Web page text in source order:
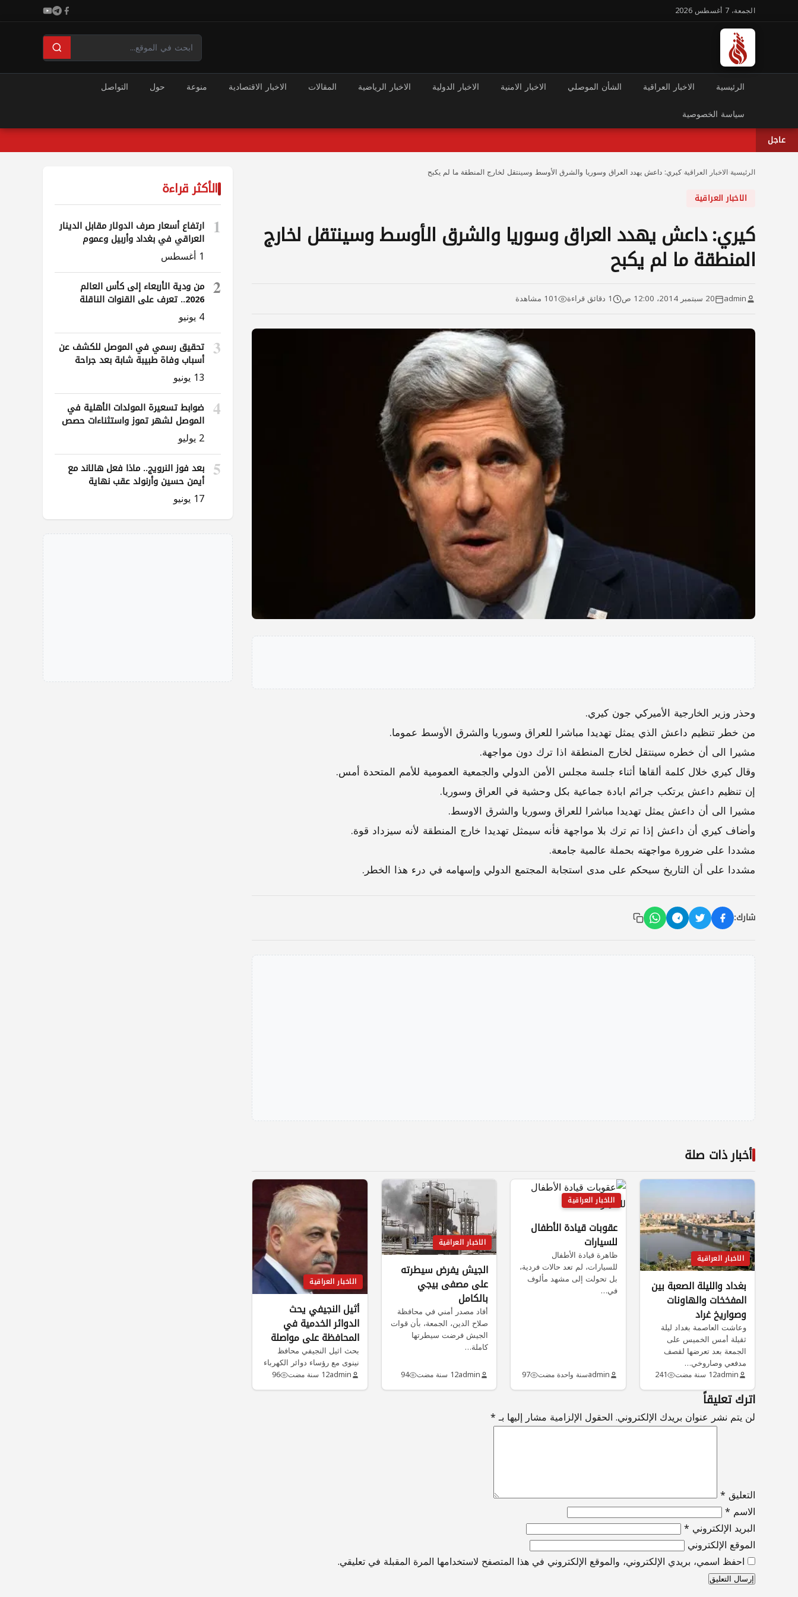
الجمعة، 7 أغسطس 2026
الرئيسية الاخبار العراقية الشأن الموصلي الاخبار الامنية الاخبار الدولية الاخبار الرياضية المقالات الاخبار الاقتصادية منوعة حول
التواصل
سياسة الخصوصية
عاجل
الرئيسية الاخبار العراقية كيري: داعش يهدد العراق وسوريا والشرق الأوسط وسينتقل لخارج المنطقة ما لم يكبح
الاخبار العراقية
كيري: داعش يهدد العراق وسوريا والشرق الأوسط وسينتقل لخارج
المنطقة ما لم يكبح
admin 20 سبتمبر 2014، 12:00 ص 1 دقائق قراءة 101 مشاهدة
وحذر وزير الخارجية الأميركي جون كيري.
من خطر تنظيم داعش الذي يمثل تهديدا مباشرا للعراق وسوريا والشرق الأوسط عموما.
مشيرا الى أن خطره سينتقل لخارج المنطقة اذا ترك دون مواجهة.
وقال كيري خلال كلمة ألقاها أثناء جلسة مجلس الأمن الدولي والجمعية العمومية للأمم المتحدة أمس.
إن تنظيم داعش يرتكب جرائم ابادة جماعية بكل وحشية في العراق وسوريا.
مشيرا الى أن داعش يمثل تهديدا مباشرا للعراق وسوريا والشرق الاوسط.
وأضاف كيري أن داعش إذا تم ترك بلا مواجهة فأنه سيمثل تهديدا خارج المنطقة لأنه سيزداد قوة.
مشددا على ضرورة مواجهته بحملة عالمية جامعة.
مشددا على أن التاريخ سيحكم على مدى استجابة المجتمع الدولي وإسهامه في درء هذا الخطر.
شارك:
أخبار ذات صلة
الاخبار العراقية
بغداد والليلة الصعبة بين
المفخخات والهاونات
وصواريخ غراد
وعاشت العاصمة بغداد ليلة
ثقيلة أمس الخميس على
الجمعة بعد تعرضها لقصف
مدفعي وصاروخي…
admin12 سنة مضت 241
الاخبار العراقية
عقوبات قيادة الأطفال
للسيارات
ظاهرة قيادة الأطفال
للسيارات، لم تعد حالات فردية،
بل تحولت إلى مشهد مألوف
في…
adminسنة واحدة مضت 97
الاخبار العراقية
الجيش يفرض سيطرته
على مصفى بيجي
بالكامل
أفاد مصدر أمني في محافظة
صلاح الدين، الجمعة، بأن قوات
الجيش فرضت سيطرتها
كاملة…
admin12 سنة مضت 94
الاخبار العراقية
أثيل النجيفي يحث
الدوائر الخدمية في
المحافظة على مواصلة
أدائها
بحث اثيل النجيفي محافظ
نينوى مع رؤساء دوائر الكهرباء
والبلدية والصحة والتعليم
العالي في…
admin12 سنة مضت 96
اترك تعليقاً
لن يتم نشر عنوان بريدك الإلكتروني.الحقول الإلزامية مشار إليها بـ*
التعليق*
الاسم *
البريد الإلكتروني *
الموقع الإلكتروني
احفظ اسمي، بريدي الإلكتروني، والموقع الإلكتروني في هذا المتصفح لاستخدامها المرة المقبلة في تعليقي.
الأكثر قراءة
1
ارتفاع أسعار صرف الدولار مقابل الدينار
العراقي في بغداد وأربيل وعموم
المحافظات
1 أغسطس
2 من ودية الأربعاء إلى كأس العالم
2026.. تعرف على القنوات الناقلة
لمباريات العراق
4 يونيو
3 تحقيق رسمي في الموصل للكشف عن
أسباب وفاة طبيبة شابة بعد جراحة
ناظورية
13 يونيو
4 ضوابط تسعيرة المولدات الأهلية في
الموصل لشهر تموز واستثناءات حصص
الوقود
2 يوليو
5 بعد فوز النرويج.. ماذا فعل هالاند مع
أيمن حسين وأرنولد عقب نهاية
المباراة؟
17 يونيو